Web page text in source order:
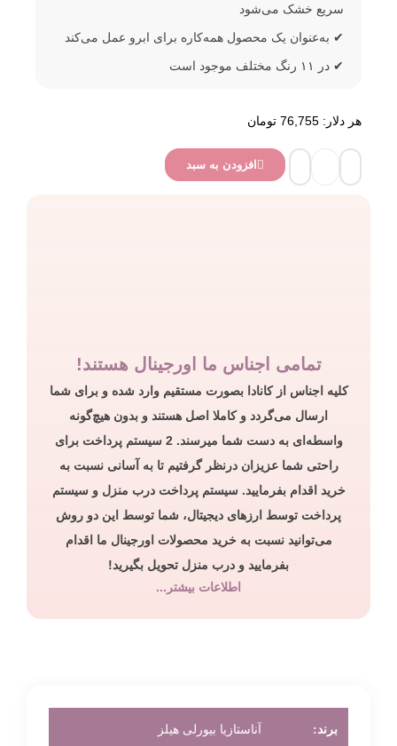
سریع خشک می‌شود
به‌عنوان یک محصول همه‌کاره برای ابرو عمل می‌کند
در ۱۱ رنگ مختلف موجود است
هر دلار: 76,755 تومان
افزودن به سبد
تمامی اجناس ما اورجینال هستند!
کلیه اجناس از کانادا بصورت مستقیم وارد شده و برای شما
ارسال می‌گردد و کاملا اصل هستند و بدون هیچ‌گونه
واسطه‌ای به دست شما میرسند. 2 سیستم پرداخت برای
راحتی شما عزیزان درنظر گرفتیم تا به آسانی نسبت به
خرید اقدام بفرمایید. سیستم پرداخت درب منزل و سیستم
پرداخت توسط ارزهای دیجیتال، شما توسط این دو روش
می‌توانید نسبت به خرید محصولات اورجینال ما اقدام
بفرمایید و درب منزل تحویل بگیرید!
اطلاعات بیشتر...
برند: آناستازیا بیورلی هیلز